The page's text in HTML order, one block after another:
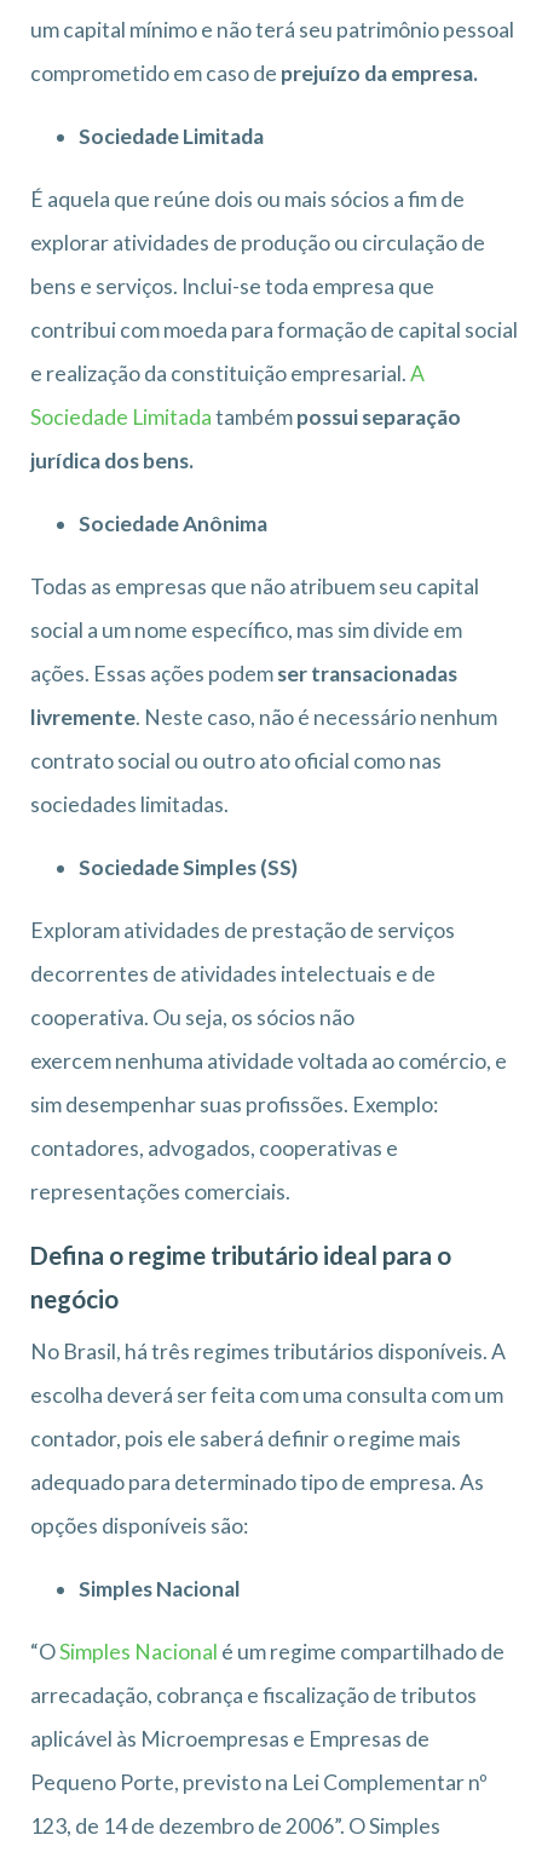
um capital mínimo e não terá seu patrimônio pessoal
comprometido em caso de prejuízo da empresa.
Sociedade Limitada
É aquela que reúne dois ou mais sócios a fim de
explorar atividades de produção ou circulação de
bens e serviços. Inclui-se toda empresa que
contribui com moeda para formação de capital social
e realização da constituição empresarial.A
Sociedade Limitadatambémpossui separação
jurídica dos bens.
Sociedade Anônima
Todas as empresas que não atribuem seu capital
social a um nome específico, mas sim divide em
ações. Essas ações podemser transacionadas
livremente. Neste caso, não é necessário nenhum
contrato social ou outro ato oficial como nas
sociedades limitadas.
Sociedade Simples (SS)
Exploram atividades de prestação de serviços
decorrentes de atividades intelectuais e de
cooperativa. Ou seja, os sócios não
exercem nenhuma atividade voltada ao comércio, e
sim desempenhar suas profissões. Exemplo:
contadores, advogados, cooperativas e
representações comerciais.
Defina o regime tributário ideal para o
negócio
No Brasil, há três regimes tributários disponíveis. A
escolha deverá ser feita com uma consulta com um
contador, pois ele saberá definir o regime mais
adequado para determinado tipo de empresa. As
opções disponíveis são:
Simples Nacional
“OSimples Nacional é um regime compartilhado de
arrecadação, cobrança e fiscalização de tributos
aplicável às Microempresas e Empresas de
Pequeno Porte, previsto na Lei Complementar nº
123, de 14 de dezembro de 2006”. O Simples